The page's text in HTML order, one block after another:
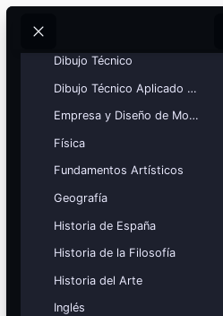
Calendario
académico
Festivos, vacaciones y fechas
Biología
Dibujo Técnico
Dibujo Técnico Aplicado a las Artes
Empresa y Diseño de Modelos de Negocio
Física
Fundamentos Artísticos
Geografía
Historia de España
Historia de la Filosofía
Historia del Arte
Inglés